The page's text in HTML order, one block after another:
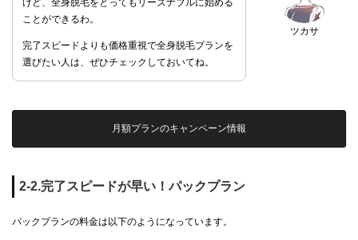
ツカサ
けど、全身脱毛をとってもリーズナブルに始める
ことができるわ。
完了スピードよりも価格重視で全身脱毛プランを
選びたい人は、ぜひチェックしておいてね。
月額プランのキャンペーン情報
2-2.完了スピードが早い！パックプラン
パックプランの料金は以下のようになっています。